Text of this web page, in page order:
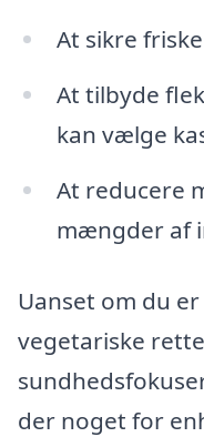
At sikre
At tilbyde
kan vælge
At reducere
mængder af
Uanset om du
vegetariske
der noget for